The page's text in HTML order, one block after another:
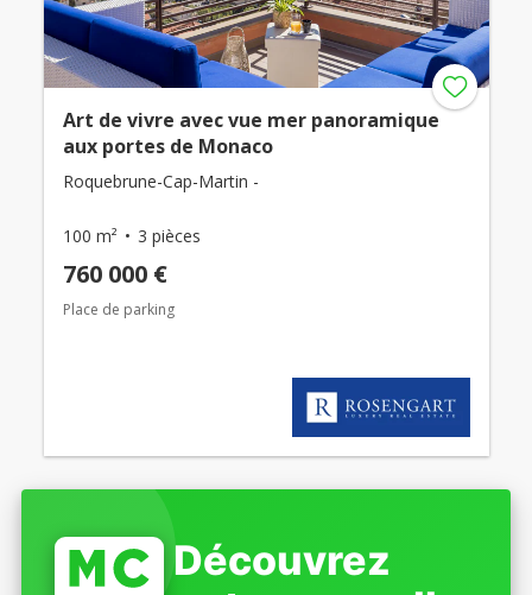
Art de vivre avec vue mer panoramique
aux portes de Monaco
Roquebrune-Cap-Martin -
100 m² 3 pièces
760 000 €
Place de parking
Découvrez